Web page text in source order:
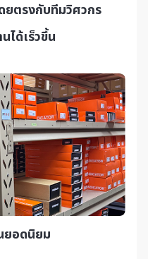
ยตรงกับทีมวิศวกร
ได้เร็วขึ้น
ยอดนิยม